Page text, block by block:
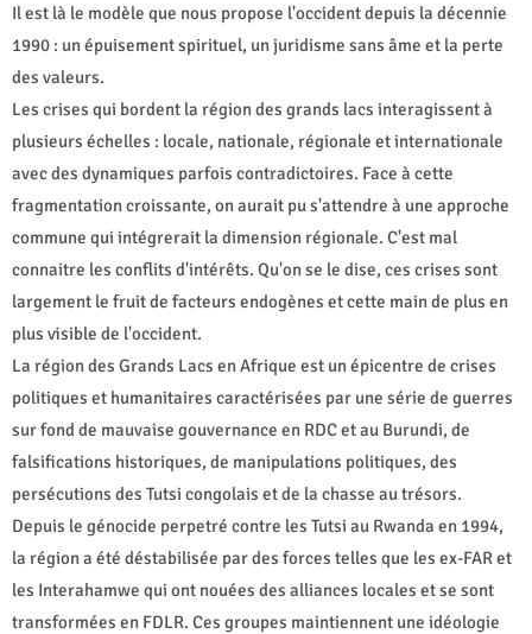
Il est là le modèle que nous propose l'occident depuis la décennie
1990 : un épuisement spirituel, un juridisme sans âme et la perte
des valeurs.
Les crises qui bordent la région des grands lacs interagissent à
plusieurs échelles : locale, nationale, régionale et internationale
avec des dynamiques parfois contradictoires. Face à cette
fragmentation croissante, on aurait pu s'attendre à une approche
commune qui intégrerait la dimension régionale. C'est mal
connaitre les conflits d'intérêts. Qu'on se le dise, ces crises sont
largement le fruit de facteurs endogènes et cette main de plus en
plus visible de l'occident.
La région des Grands Lacs en Afrique est un épicentre de crises
politiques et humanitaires caractérisées par une série de guerres
sur fond de mauvaise gouvernance en RDC et au Burundi, de
falsifications historiques, de manipulations politiques, des
persécutions des Tutsi congolais et de la chasse au trésors.
Depuis le génocide perpetré contre les Tutsi au Rwanda en 1994,
la région a été déstabilisée par des forces telles que les ex-FAR et
les Interahamwe qui ont nouées des alliances locales et se sont
transformées en FDLR. Ces groupes maintiennent une idéologie